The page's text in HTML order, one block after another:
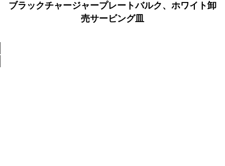
ブラックチャージャープレートバルク、ホワイト卸
売サービング皿